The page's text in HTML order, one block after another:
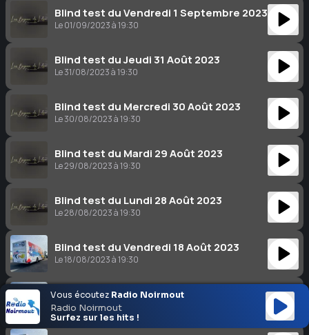
Blind test du Vendredi 1 Septembre 2023
Le 01/09/2023 à 19:30
Blind test du Jeudi 31 Août 2023
Le 31/08/2023 à 19:30
Blind test du Mercredi 30 Août 2023
Le 30/08/2023 à 19:30
Blind test du Mardi 29 Août 2023
Le 29/08/2023 à 19:30
Blind test du Lundi 28 Août 2023
Le 28/08/2023 à 19:30
Blind test du Vendredi 18 Août 2023
Le 18/08/2023 à 19:30
Blind test du Jeudi 17 Août 2023
Le 17/08/2023 à 19:30
Vous écoutez Radio Noirmout
Radio Noirmout
Surfez sur les hits !